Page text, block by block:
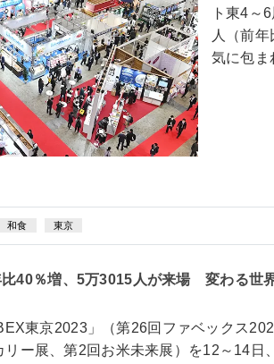
ト東4～
人（前
気に包ま
和食 東京
40％増、5万3015人が来場 変わる世
東京2023」（第26回ファベックス
ー展、第2回お米未来展）を12～14日